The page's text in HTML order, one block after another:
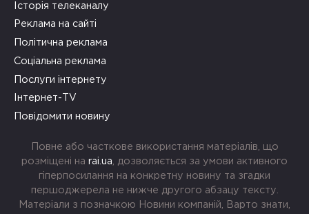
Історія телеканалу
Реклама на сайті
Політична реклама
Соціальна реклама
Послуги інтернету
Інтернет-TV
Повідомити новину
Повне або часткове використання матеріалів, що
розміщені на rai.ua , дозволяється за умови активного
гіперпосилання на конкретну новину та згадки
першоджерела не нижче другого абзацу тексту.
Матеріали з позначкою Новини компаній, Варто знати,